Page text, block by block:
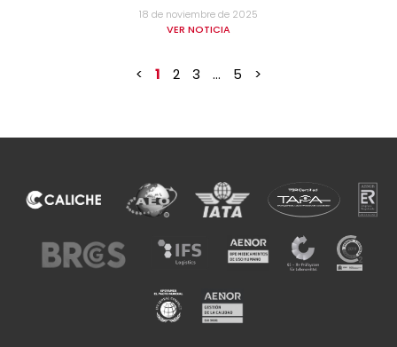
18 de noviembre de 2025
VER NOTICIA
< 1 2 3 … 5 >